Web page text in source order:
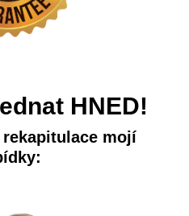
HNED!
mojí